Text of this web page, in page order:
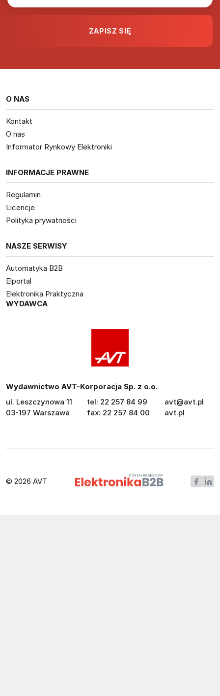
O NAS
Kontakt
O nas
Informator Rynkowy Elektroniki
INFORMACJE PRAWNE
Regulamin
Licencje
Polityka prywatności
NASZE SERWISY
Automatyka B2B
Elportal
Elektronika Praktyczna
WYDAWCA
Wydawnictwo AVT-Korporacja Sp. z o.o.
ul. Leszczynowa 11
03-197 Warszawa
tel: 22 257 84 99
fax: 22 257 84 00
avt@avt.pl
avt.pl
© 2026 AVT